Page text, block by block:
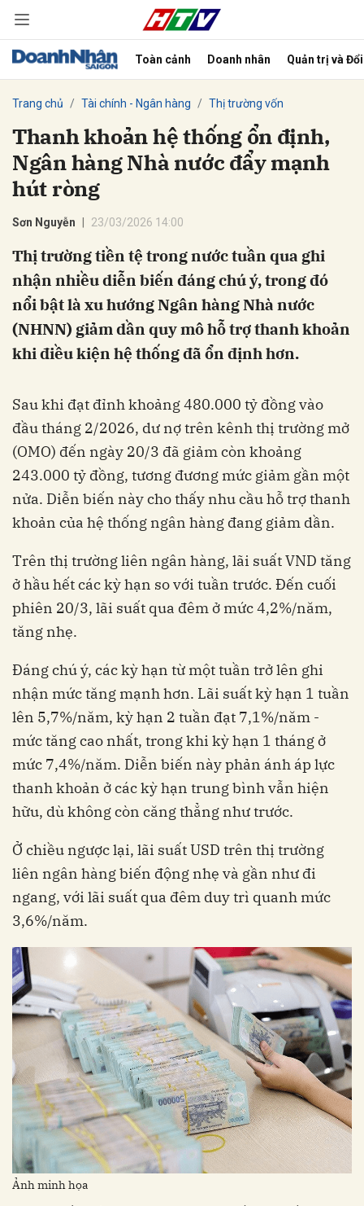
Toàn cảnh Doanh nhân Quản trị và
Trang chủ Tài chính - Ngân hàng Thị trường vốn
Thanh khoản hệ thống ổn định,
Ngân hàng Nhà nước đẩy mạnh
hút ròng
Sơn Nguyễn 23/03/2026 14:00
Thị trường tiền tệ trong nước tuần qua ghi
nhận nhiều diễn biến đáng chú ý, trong đó
nổi bật là xu hướng Ngân hàng Nhà nước
(NHNN) giảm dần quy mô hỗ trợ thanh khoản
khi điều kiện hệ thống đã ổn định hơn.
Sau khi đạt đỉnh khoảng 480.000 tỷ đồng vào
đầu tháng 2/2026, dư nợ trên kênh thị trường mở
(OMO) đến ngày 20/3 đã giảm còn khoảng
243.000 tỷ đồng, tương đương mức giảm gần một
nửa. Diễn biến này cho thấy nhu cầu hỗ trợ thanh
khoản của hệ thống ngân hàng đang giảm dần.
Trên thị trường liên ngân hàng, lãi suất VND tăng
ở hầu hết các kỳ hạn so với tuần trước. Đến cuối
phiên 20/3, lãi suất qua đêm ở mức 4,2%/năm,
tăng nhẹ.
Đáng chú ý, các kỳ hạn từ một tuần trở lên ghi
nhận mức tăng mạnh hơn. Lãi suất kỳ hạn 1 tuần
lên 5,7%/năm, kỳ hạn 2 tuần đạt 7,1%/năm -
mức tăng cao nhất, trong khi kỳ hạn 1 tháng ở
mức 7,4%/năm. Diễn biến này phản ánh áp lực
thanh khoản ở các kỳ hạn trung bình vẫn hiện
hữu, dù không còn căng thẳng như trước.
Ở chiều ngược lại, lãi suất USD trên thị trường
liên ngân hàng biến động nhẹ và gần như đi
ngang, với lãi suất qua đêm duy trì quanh mức
3,6%/năm.
Ảnh minh họa